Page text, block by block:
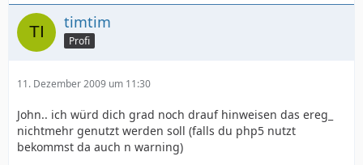
timtim
Profi
11. Dezember 2009 um 11:30
John.. ich würd dich grad noch drauf hinweisen das ereg_
nichtmehr genutzt werden soll (falls du php5 nutzt
bekommst da auch n warning)